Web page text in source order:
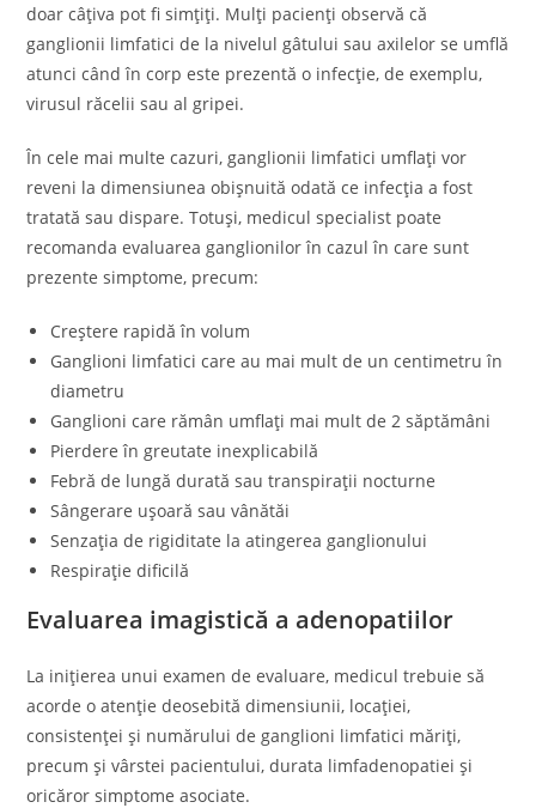
doar câțiva pot fi simțiți. Mulți pacienți observă că
ganglionii limfatici de la nivelul gâtului sau axilelor se umflă
atunci când în corp este prezentă o infecție, de exemplu,
virusul răcelii sau al gripei.
În cele mai multe cazuri, ganglionii limfatici umflați vor
reveni la dimensiunea obișnuită odată ce infecția a fost
tratată sau dispare. Totuși, medicul specialist poate
recomanda evaluarea ganglionilor în cazul în care sunt
prezente simptome, precum:
Creștere rapidă în volum
Ganglioni limfatici care au mai mult de un centimetru în
diametru
Ganglioni care rămân umflați mai mult de 2 săptămâni
Pierdere în greutate inexplicabilă
Febră de lungă durată sau transpirații nocturne
Sângerare ușoară sau vânătăi
Senzația de rigiditate la atingerea ganglionului
Respirație dificilă
Evaluarea imagistică a adenopatiilor
La inițierea unui examen de evaluare, medicul trebuie să
acorde o atenție deosebită dimensiunii, locației,
consistenței și numărului de ganglioni limfatici măriți,
precum și vârstei pacientului, durata limfadenopatiei și
oricăror simptome asociate.